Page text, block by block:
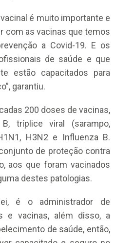
é muito importante e
com as vacinas que temos
a Covid-19. E os
de saúde e que
estão capacitados para
garantiu.
200 doses de vacinas,
tríplice viral (sarampo,
H3N2 e Influenza B.
de proteção contra
aos que foram vacinados
destes patologias.
é o administrador de
e vacinas, além disso, a
de saúde, então,